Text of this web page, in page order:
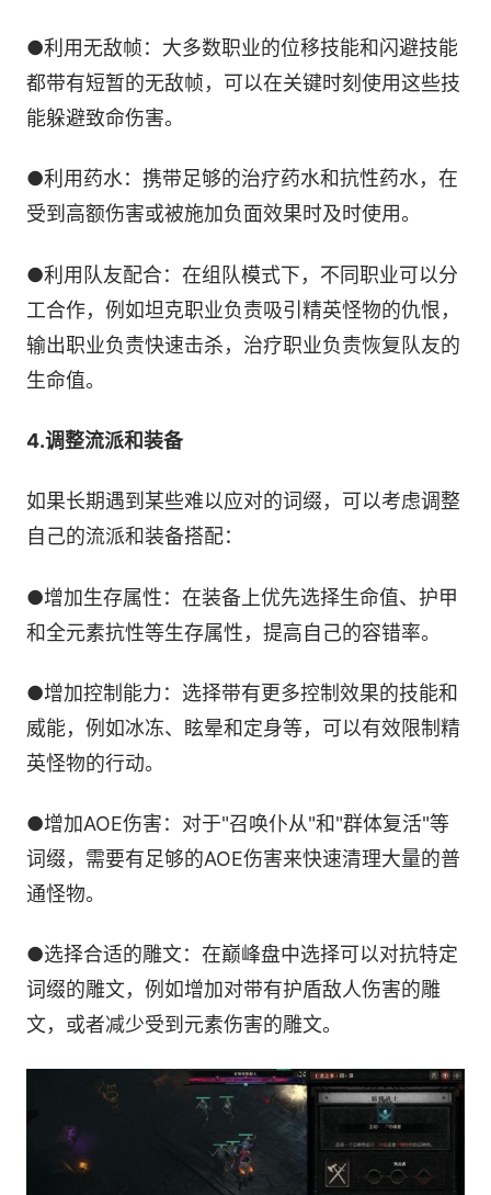
●利用无敌帧：大多数职业的位移技能和闪避技能
都带有短暂的无敌帧，可以在关键时刻使用这些技
能躲避致命伤害。
●利用药水：携带足够的治疗药水和抗性药水，在
受到高额伤害或被施加负面效果时及时使用。
●利用队友配合：在组队模式下，不同职业可以分
工合作，例如坦克职业负责吸引精英怪物的仇恨，
输出职业负责快速击杀，治疗职业负责恢复队友的
生命值。
4.调整流派和装备
如果长期遇到某些难以应对的词缀，可以考虑调整
自己的流派和装备搭配：
●增加生存属性：在装备上优先选择生命值、护甲
和全元素抗性等生存属性，提高自己的容错率。
●增加控制能力：选择带有更多控制效果的技能和
威能，例如冰冻、眩晕和定身等，可以有效限制精
英怪物的行动。
●增加AOE伤害：对于"召唤仆从"和"群体复活"等
词缀，需要有足够的AOE伤害来快速清理大量的普
通怪物。
●选择合适的雕文：在巅峰盘中选择可以对抗特定
词缀的雕文，例如增加对带有护盾敌人伤害的雕
文，或者减少受到元素伤害的雕文。